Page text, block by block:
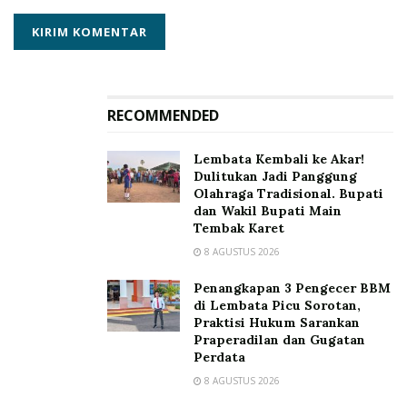
“Tentunya dengan menanam, berarti kita melakukan
aksi nyata dalam mengurangi dampak perubahan
iklim,” kata Alexander
“Malapari adalah tanaman bio-energi yang banyak
ditemukan di Lembata, sehingga menanam malapari di
seluruh pulau Lembata berarti juga mengambil peran
RECOMMENDED
Lembata Kembali ke Akar!
Dulitukan Jadi Panggung
Olahraga Tradisional. Bupati
dan Wakil Bupati Main
Tembak Karet
8 AGUSTUS 2026
Penangkapan 3 Pengecer BBM
di Lembata Picu Sorotan,
Praktisi Hukum Sarankan
Praperadilan dan Gugatan
Perdata
8 AGUSTUS 2026